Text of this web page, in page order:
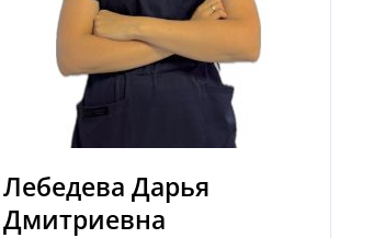
Лебедева Дарья
Дмитриевна